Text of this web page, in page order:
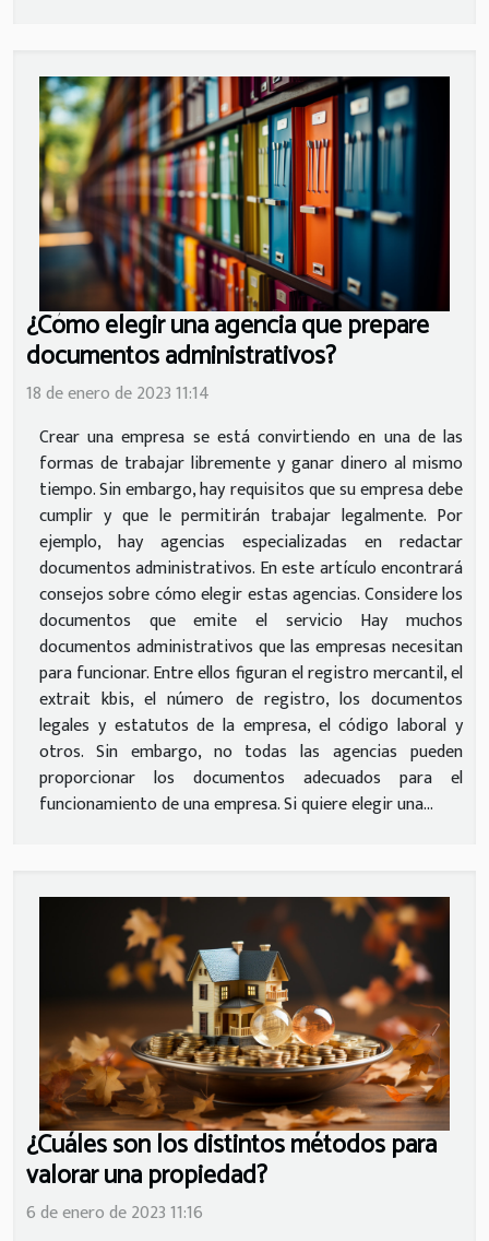
¿Cómo elegir una agencia que prepare
documentos administrativos?
18 de enero de 2023 11:14
Crear una empresa se está convirtiendo en una de las
formas de trabajar libremente y ganar dinero al mismo
tiempo. Sin embargo, hay requisitos que su empresa debe
cumplir y que le permitirán trabajar legalmente. Por
ejemplo, hay agencias especializadas en redactar
documentos administrativos. En este artículo encontrará
consejos sobre cómo elegir estas agencias. Considere los
documentos que emite el servicio Hay muchos
documentos administrativos que las empresas necesitan
para funcionar. Entre ellos figuran el registro mercantil, el
extrait kbis, el número de registro, los documentos
legales y estatutos de la empresa, el código laboral y
otros. Sin embargo, no todas las agencias pueden
proporcionar los documentos adecuados para el
funcionamiento de una empresa. Si quiere elegir una...
¿Cuáles son los distintos métodos para
valorar una propiedad?
6 de enero de 2023 11:16